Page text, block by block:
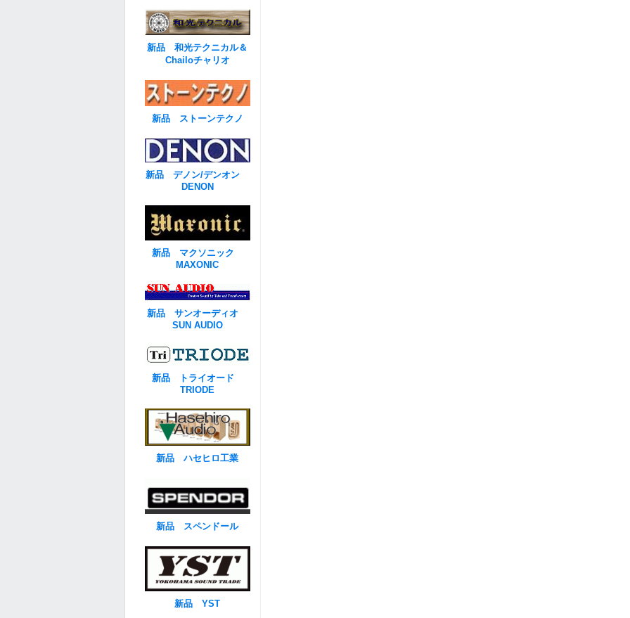
新品 和光テクニカル＆
Chailoチャリオ
新品 ストーンテクノ
新品 デノン/デンオン
DENON
新品 マクソニック
MAXONIC
新品 サンオーディオ
SUN AUDIO
新品 トライオード
TRIODE
新品 ハセヒロ工業
新品 スペンドール
新品 YST